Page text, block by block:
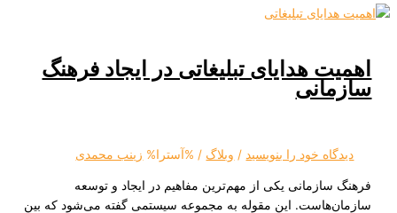
هدایای تبلیغاتی در ایجاد فرهنگ
خود را بنویسید /وبلاگ/ %آسترا% زینب محمدی
یکی از مهم‌ترین مفاهیم در ایجاد و توسعه
این مقوله به مجموعه سیستمی گفته می‌شود که بین